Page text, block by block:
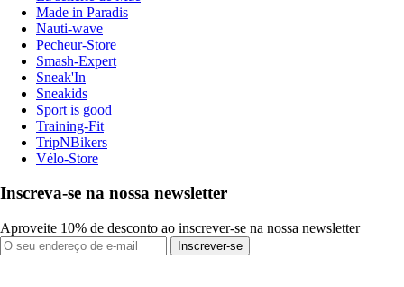
Made in Paradis
Nauti-wave
Pecheur-Store
Smash-Expert
Sneak'In
Sneakids
Sport is good
Training-Fit
TripNBikers
Vélo-Store
Inscreva-se na nossa newsletter
Aproveite 10% de desconto ao inscrever-se na nossa newsletter
Inscrever-se